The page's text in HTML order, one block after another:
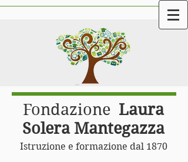
Fondazione Laura
Solera Mantegazza
Istruzione e formazione dal 1870